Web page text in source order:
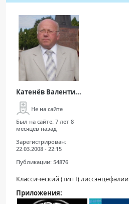
Катенёв Валенти...
Не на сайте
Был на сайте: 7 лет 8
месяцев назад
Зарегистрирован:
22.03.2008 - 22:15
Публикации: 54876
Классический (тип I) лиссэнцефалии
Приложения: